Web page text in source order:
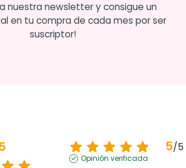
nuestra newsletter y consigue un
en tu compra de cada mes por ser
suscriptor!
5/5
Opinión verificada